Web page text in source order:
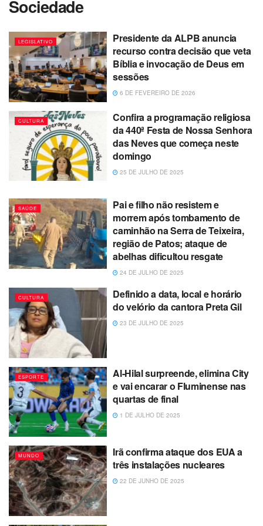
Sociedade
LEGISLATIVO
Presidente da ALPB anuncia
recurso contra decisão que veta
Bíblia e invocação de Deus em
sessões
6 DE FEVEREIRO DE 2026
CULTURA
Confira a programação religiosa
da 440ª Festa de Nossa Senhora
das Neves que começa neste
domingo
25 DE JULHO DE 2025
SAÚDE
Pai e filho não resistem e
morrem após tombamento de
caminhão na Serra de Teixeira,
região de Patos; ataque de
abelhas dificultou resgate
24 DE JULHO DE 2025
CULTURA
Definido a data, local e horário
do velório da cantora Preta Gil
23 DE JULHO DE 2025
ESPORTE
Al-Hilal surpreende, elimina City
e vai encarar o Fluminense nas
quartas de final
1 DE JULHO DE 2025
MUNDO
Irã confirma ataque dos EUA a
três instalações nucleares
22 DE JUNHO DE 2025